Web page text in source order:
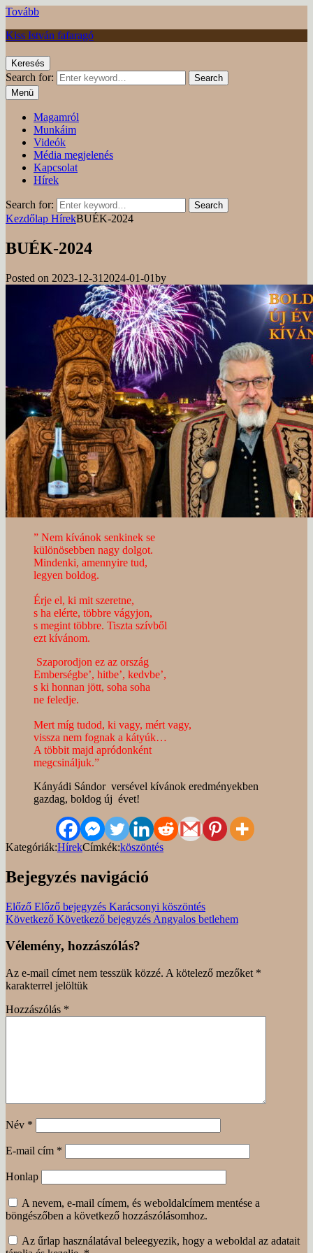
Tovább
Kiss István fafaragó
Keresés
Search for:
Search
Menü
Magamról
Munkáim
Videók
Média megjelenés
Kapcsolat
Hírek
Search for: Search
Kezdőlap HírekBUÉK-2024
BUÉK-2024
Posted on 2023-12-31 2024-01-01by
” Nem kívánok senkinek se
különösebben nagy dolgot.
Mindenki, amennyire tud,
legyen boldog.
Érje el, ki mit szeretne,
s ha elérte, többre vágyjon,
s megint többre. Tiszta szívből
ezt kívánom.
Szaporodjon ez az ország
Emberségbe’, hitbe’, kedvbe’,
s ki honnan jött, soha soha
ne feledje.
Mert míg tudod, ki vagy, mért vagy,
vissza nem fognak a kátyúk…
A többit majd apródonként
megcsináljuk.”
Kányádi Sándor versével kívánok eredményekben
gazdag, boldog új évet!
Kategóriák:HírekCímkék:köszöntés
Bejegyzés navigáció
Előző Előző bejegyzés Karácsonyi köszöntés
Következő Következő bejegyzés Angyalos betlehem
Vélemény, hozzászólás?
Az e-mail címet nem tesszük közzé. A kötelező mezőket *
karakterrel jelöltük
Hozzászólás *
Név *
E-mail cím *
Honlap
A nevem, e-mail címem, és weboldalcímem mentése a
böngészőben a következő hozzászólásomhoz.
Az űrlap használatával beleegyezik, hogy a weboldal az adatait